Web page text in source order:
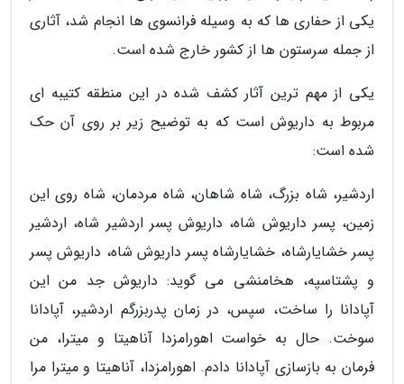
یکی از حفاری ها که به وسیله فرانسوی ها انجام شد، آثاری
از جمله سرستون ها از کشور خارج شده است.
یکی از مهم ترین آثار کشف شده در این منطقه کتیبه ای
مربوط به داریوش است که به توضیح زیر بر روی آن حک
شده است:
اردشیر، شاه بزرگ، شاه شاهان، شاه مردمان، شاه روی این
زمین، پسر داریوش شاه، داریوش پسر اردشیر شاه، اردشیر
پسر خشایارشاه، خشایارشاه پسر داریوش شاه، داریوش پسر
و پشتاسپه، هخامنشی می گوید: داریوش جد من این
آپادانا را ساخت، سپس، در زمان پدربزرگم اردشیر، آپادانا
سوخت. حال به خواست اهورامزدا آناهیتا و میترا، من
فرمان به بازسازی آپادانا دادم. اهورامزدا، آناهیتا و میترا مرا